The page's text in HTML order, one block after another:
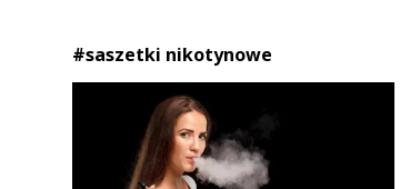
#saszetki nikotynowe